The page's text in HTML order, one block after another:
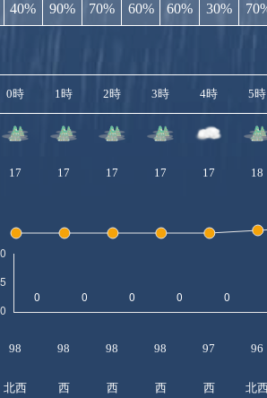
40% 90% 70% 60% 60% 30%
0時 1時 2時 3時 4時 5時
17 17 17 17 17 18
98 98 98 98 97 96
北西 西 西 西 西 北